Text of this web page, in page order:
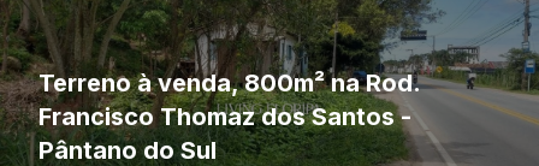
Terreno à venda, 800m² na Rod.
Francisco Thomaz dos Santos -
Pântano do Sul